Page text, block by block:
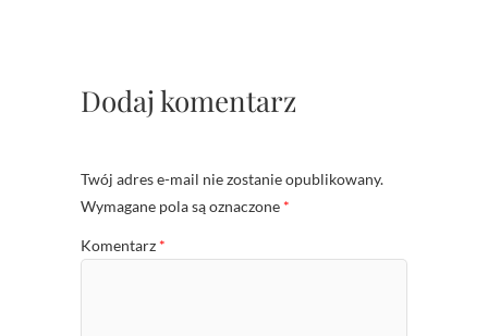
Dodaj komentarz
Twój adres e-mail nie zostanie opublikowany.
Wymagane pola są oznaczone *
Komentarz *